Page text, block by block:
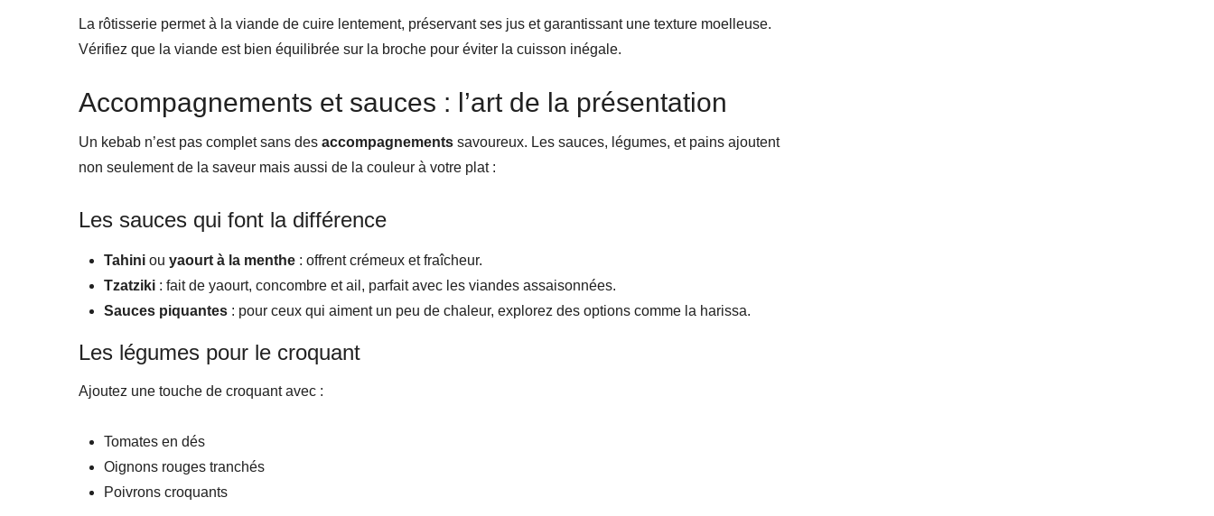
La rôtisserie permet à la viande de cuire lentement, préservant ses jus et garantissant une texture moelleuse.
Vérifiez que la viande est bien équilibrée sur la broche pour éviter la cuisson inégale.
Accompagnements et sauces : l’art de la présentation
Un kebab n’est pas complet sans des accompagnements savoureux. Les sauces, légumes, et pains ajoutent
non seulement de la saveur mais aussi de la couleur à votre plat :
Les sauces qui font la différence
Tahini ou yaourt à la menthe : offrent crémeux et fraîcheur.
Tzatziki : fait de yaourt, concombre et ail, parfait avec les viandes assaisonnées.
Sauces piquantes : pour ceux qui aiment un peu de chaleur, explorez des options comme la harissa.
Les légumes pour le croquant
Ajoutez une touche de croquant avec :
Tomates en dés
Oignons rouges tranchés
Poivrons croquants